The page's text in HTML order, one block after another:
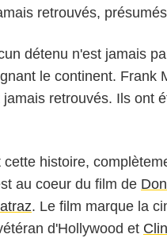
retrouvés,
détenu n'est jamais
le continent. Frank
retrouvés. Ils ont
cette histoire,
au coeur du film de
. Le film marque la
d'Hollywood et